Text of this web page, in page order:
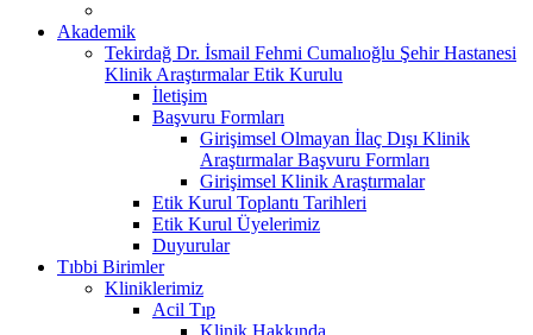
Akademik
Tekirdağ Dr. İsmail Fehmi Cumalıoğlu Şehir Hastanesi
Klinik Araştırmalar Etik Kurulu
İletişim
Başvuru Formları
Girişimsel Olmayan İlaç Dışı Klinik
Araştırmalar Başvuru Formları
Girişimsel Klinik Araştırmalar
Etik Kurul Toplantı Tarihleri
Etik Kurul Üyelerimiz
Duyurular
Tıbbi Birimler
Kliniklerimiz
Acil Tıp
Klinik Hakkında